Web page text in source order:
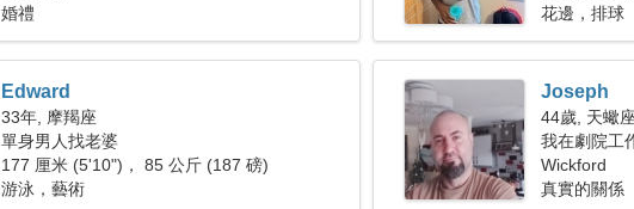
婚禮
花邊，排球
Edward
33年, 摩羯座
單身男人找老婆
177 厘米 (5'10")， 85 公斤 (187 磅)
游泳，藝術
Joseph
44歲, 天蠍座
我在劇院工
Wickford
真實的關係